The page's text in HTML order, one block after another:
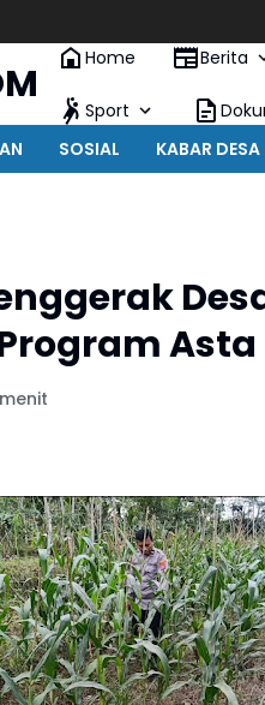
Home Berita
Sport
SOSIAL KABAR DESA
Asta